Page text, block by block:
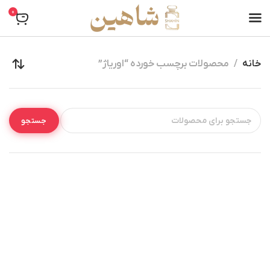
0
خانه محصولات برچسب خورده “اوریاژ”
جستجو